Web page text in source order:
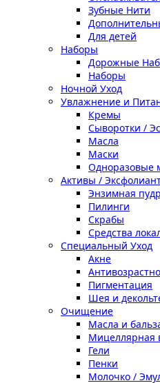
Зубные Нити
Для детей
Наборы
Дорожные
Наборы
Ночной Уход
Увлажнение и
Кремы
Сыворотки /
Масла
Маски
Одноразовые
Активы /
Энзимная
Пилинги
Скрабы
Средства
Специальный Уход
Акне
Пигментация
Шея и
Очищение
Масла и
Мицеллярная
Гели
Пенки
Молочко /